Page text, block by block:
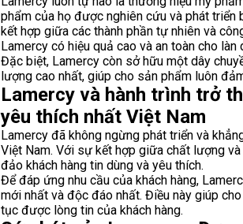
phẩm của họ được nghiên cứu và phát
kết hợp giữa các thành phần tự nhiên và
Lamercy có hiệu quả cao và an toàn cho làn
Đặc biệt, Lamercy còn sở hữu một dây
lượng cao nhất, giúp cho sản phẩm luôn
Lamercy và hành trình trở
yêu thích nhất Việt Nam
Lamercy đã không ngừng phát triển và
Việt Nam. Với sự kết hợp giữa chất lượng
đảo khách hàng tin dùng và yêu thích.
Để đáp ứng nhu cầu của khách hàng,
mới nhất và độc đáo nhất. Điều này giúp
tục được lòng tin của khách hàng.